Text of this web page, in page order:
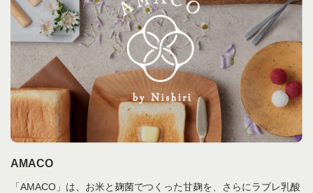
AMACO
「AMACO」は、お米と麹菌でつくった甘麹を、さらにラブレ乳酸